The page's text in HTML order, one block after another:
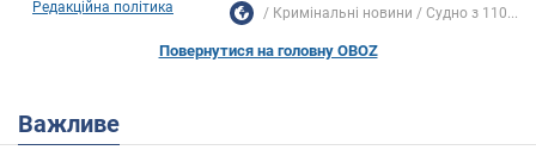
Редакційна політика Кримінальні новини Судно з 110...
Повернутися на головну OBOZ
Важливе